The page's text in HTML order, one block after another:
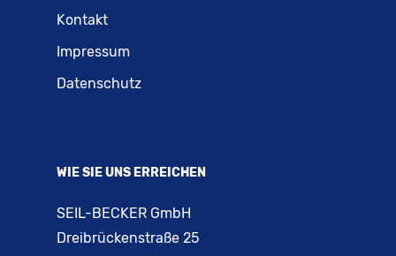
Kontakt
Impressum
Datenschutz
WIE SIE UNS ERREICHEN
SEIL-BECKER GmbH
Dreibrückenstraße 25